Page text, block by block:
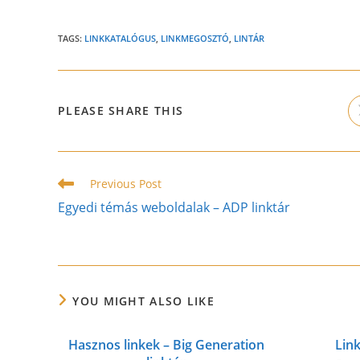
TAGS: LINKKATALÓGUS, LINKMEGOSZTÓ, LINTÁR
PLEASE SHARE THIS
Read
articles
Previous Post
Egyedi témás weboldalak – ADP linktár
YOU MIGHT ALSO LIKE
Hasznos linkek – Big Generation